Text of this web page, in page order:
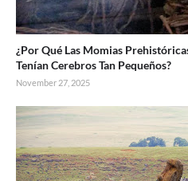
¿Por Qué Las Momias
Tenían Cerebros Tan Pequeños?
November 27, 2025